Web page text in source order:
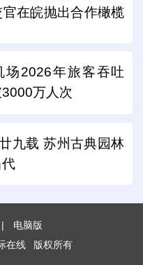
在皖抛出合作橄榄
场2026年旅客吞吐
万人次
九载 苏州古典园林
|
电脑版
在线 版权所有